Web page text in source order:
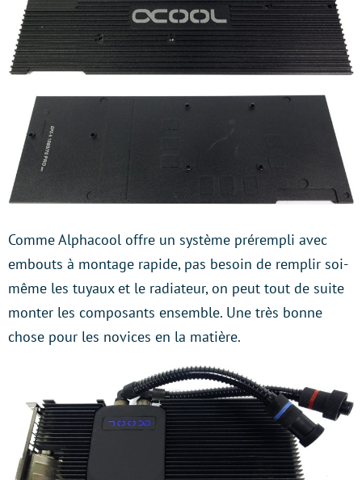
Comme Alphacool offre un système prérempli avec
embouts à montage rapide, pas besoin de remplir soi-
même les tuyaux et le radiateur, on peut tout de suite
monter les composants ensemble. Une très bonne
chose pour les novices en la matière.